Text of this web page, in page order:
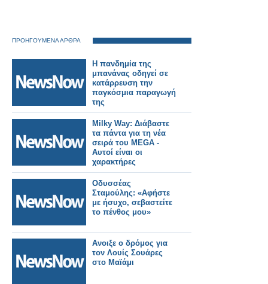
ΠΡΟΗΓΟΥΜΕΝΑ ΑΡΘΡΑ
Η πανδημία της
μπανάνας οδηγεί σε
κατάρρευση την
παγκόσμια παραγωγή
της
Milky Way: Διάβαστε
τα πάντα για τη νέα
σειρά του MEGA -
Αυτοί είναι οι
χαρακτήρες
Οδυσσέας
Σταμούλης: «Αφήστε
με ήσυχο, σεβαστείτε
το πένθος μου»
Ανοιξε ο δρόμος για
τον Λουίς Σουάρες
στο Μαϊάμι